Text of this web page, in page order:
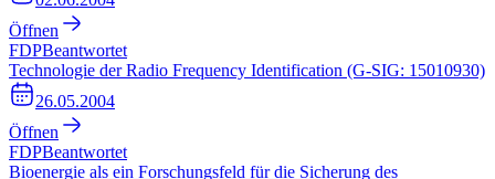
Öffnen
FDPBeantwortet
Technologie der Radio Frequency Identification (G-SIG: 15010930)
26.05.2004
Öffnen
FDPBeantwortet
Bioenergie als ein Forschungsfeld für die Sicherung des